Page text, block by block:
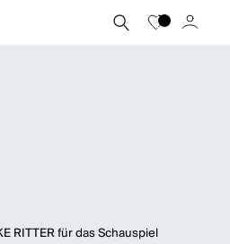
RITTER für das Schauspiel